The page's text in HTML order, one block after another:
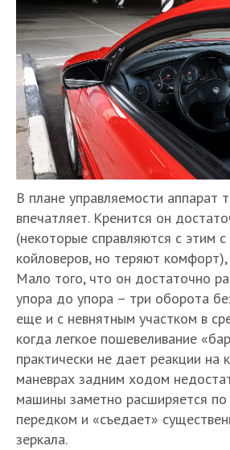
В плане управляемости аппарат
впечатляет. Кренится он
(некоторые справляются с этим
койловеров, но теряют комфорт),
Мало того, что он достаточно
упора до упора – три оборота
еще и с невнятным участком в
когда легкое пошевеливание
практически не дает реакции на
маневрах задним ходом
машины заметно расширяется по
передком и «съедает»
зеркала.